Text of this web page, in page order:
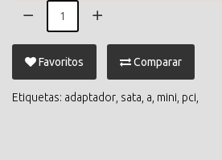
Favoritos Comparar
Etiquetas: adaptador sata a mini pci